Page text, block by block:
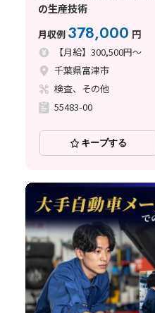
の生産技術
月収例 378,000 円
【月給】300,500円～
千葉県富津市
検査、その他
55483-00
キープする